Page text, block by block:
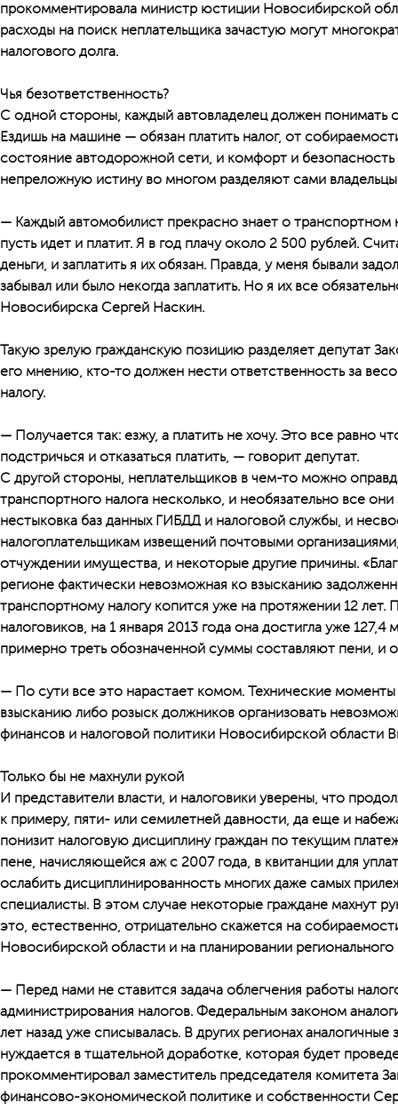
прокомментировала министр юстиции Новосибирской
расходы на поиск неплательщика зачастую могут
налогового долга.
Чья безответственность?
С одной стороны, каждый автовладелец должен понимать
Ездишь на машине — обязан платить налог, от
состояние автодорожной сети, и комфорт и
непреложную истину во многом разделяют сами
— Каждый автомобилист прекрасно знает о транспортном
пусть идет и платит. Я в год плачу около 2 500 рублей.
деньги, и заплатить я их обязан. Правда, у меня бывали
забывал или было некогда заплатить. Но я их все
Новосибирска Сергей Наскин.
Такую зрелую гражданскую позицию разделяет депутат
его мнению, кто-то должен нести ответственность за
налогу.
— Получается так: езжу, а платить не хочу. Это все равно
подстричься и отказаться платить, — говорит депутат.
С другой стороны, неплательщиков в чем-то можно
транспортного налога несколько, и необязательно все
нестыковка баз данных ГИБДД и налоговой службы, и
налогоплательщикам извещений почтовыми
отчуждении имущества, и некоторые другие причины.
регионе фактически невозможная ко взысканию
транспортному налогу копится уже на протяжении 12 лет.
налоговиков, на 1 января 2013 года она достигла уже
примерно треть обозначенной суммы составляют пени, и
— По сути все это нарастает комом. Технические
взысканию либо розыск должников организовать
финансов и налоговой политики Новосибирской области
Только бы не махнули рукой
И представители власти, и налоговики уверены, что
к примеру, пяти- или семилетней давности, да еще и
понизит налоговую дисциплину граждан по текущим
пене, начисляющейся аж с 2007 года, в квитанции для
ослабить дисциплинированность многих даже самых
специалисты. В этом случае некоторые граждане махнут
это, естественно, отрицательно скажется на
Новосибирской области и на планировании
— Перед нами не ставится задача облегчения работы
администрирования налогов. Федеральным законом
лет назад уже списывалась. В других регионах
нуждается в тщательной доработке, которая будет
прокомментировал заместитель председателя комитета
финансово-экономической политике и собственности